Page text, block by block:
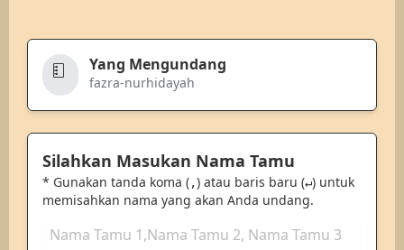
Yang Mengundang
fazra-nurhidayah
Silahkan Masukan Nama Tamu
* Gunakan tanda koma (,) atau baris baru (↵) untuk
memisahkan nama yang akan Anda undang.